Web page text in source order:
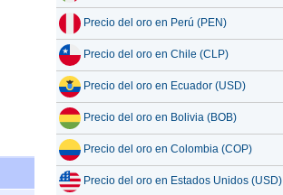
Precio del oro en Perú (PEN)
Precio del oro en Chile (CLP)
Precio del oro en Ecuador (USD)
Precio del oro en Bolivia (BOB)
Precio del oro en Colombia (COP)
Precio del oro en Estados Unidos (USD)